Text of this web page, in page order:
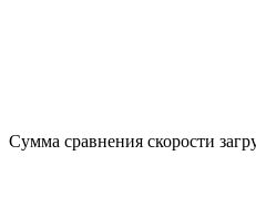
Сумма сравнения скорости